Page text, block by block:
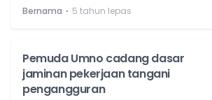
Bernama ⋅ 5 tahun lepas
Pemuda Umno cadang dasar
jaminan pekerjaan tangani
pengangguran